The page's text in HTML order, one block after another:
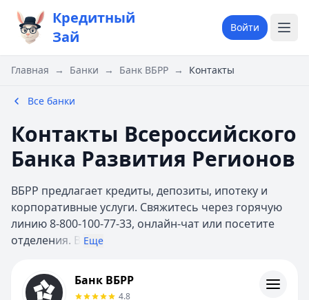
Кредитный
Зай
Войти
Главная → Банки → Банк ВБРР → Контакты
Все банки
Контакты Всероссийского
Банка Развития Регионов
ВБРР предлагает кредиты, депозиты, ипотеку и
корпоративные услуги. Свяжитесь через горячую
линию 8-800-100-77-33, онлайн-чат или посетите
отделения. В Еще
Контакты
Банк ВБРР
4.8